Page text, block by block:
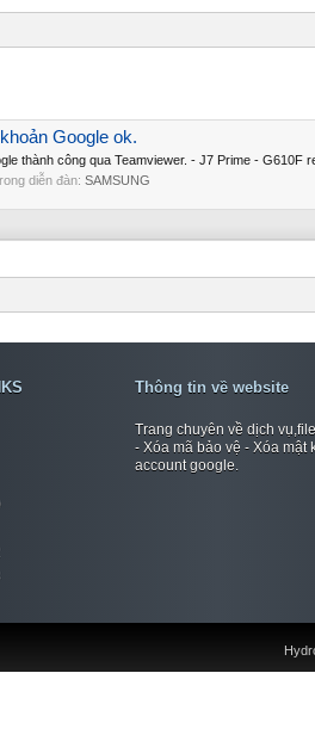
Google ok.
thành công qua Teamviewer. - J7 Prime - G610F
diễn đàn: SAMSUNG
Thông tin về website
Trang chuyên về dịch
- Xóa mã bảo vệ - Xóa mật
account google.